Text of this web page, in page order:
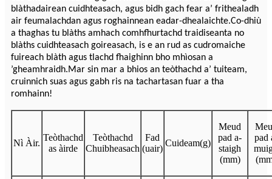
blàthadairean cuidhteasach, agus bidh gach fear a’ frithealadh
air feumalachdan agus roghainnean eadar-dhealaichte.Co-dhiù
a thaghas tu blàths amhach comhfhurtachd traidiseanta no
blàths cuidhteasach goireasach, is e an rud as cudromaiche
fuireach blàth agus tlachd fhaighinn bho mhìosan a
’gheamhraidh.Mar sin mar a bhios an teòthachd a’ tuiteam,
cruinnich suas agus gabh ris na tachartasan fuar a tha
romhainn!
Nì Àir.
Teòthachd
as àirde
Teòthachd
Chuibheasach
Fad
(uair)
Cuideam(g)
Meud
pad a-
staigh
(mm)
pad